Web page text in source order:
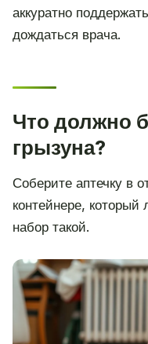
аккуратно
дождаться врача.
Что должно
грызуна?
Соберите аптечку в
контейнере, который
набор такой.